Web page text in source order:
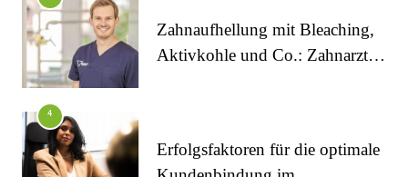
Zahnaufhellung mit Bleaching,
Aktivkohle und Co.: Zahnarzt
4
Erfolgsfaktoren für die optimale
Die perfekten Liegestütze